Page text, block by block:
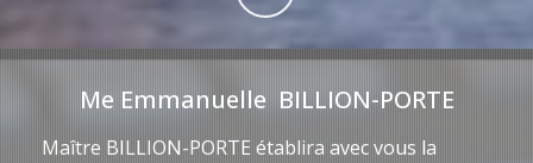
Me Emmanuelle BILLION-PORTE
Maître BILLION-PORTE établira avec vous la